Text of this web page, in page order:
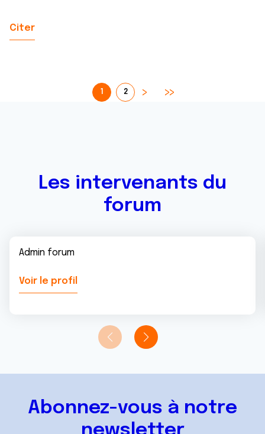
Citer
1 2
Les intervenants du
forum
Admin forum
Voir le profil
Abonnez-vous à notre